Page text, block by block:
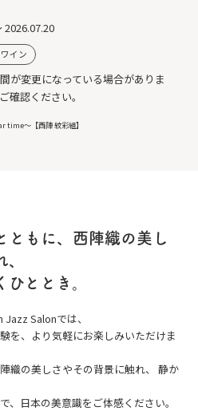
2026.07.20
イン
が変更になっている場合がありま
確認ください。
time～【西陣 紋彩組】
ともに、西陣織の美し
ととき。
Salonでは、
を、より気軽にお楽しみいただけま
織の美しさやその背景に触れ、 静か
、日本の美意識をご体感ください。